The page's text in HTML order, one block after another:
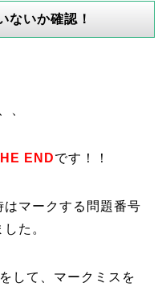
ないか確認！
、
ENDです！！
マークする問題番号
た。
して、マークミスを